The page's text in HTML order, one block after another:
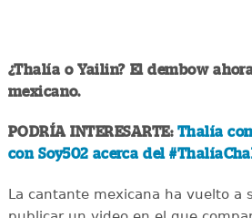
¿Thalía o Yailin? El dembow
mexicano.
PODRÍA INTERESARTE: Thalía
con Soy502 acerca del
La cantante mexicana ha vuelto a